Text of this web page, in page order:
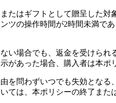
たはギフトとして贈呈した
ツの操作時間が2時間未満で
い場合でも、返金を受けられ
があった場合、購入者は本
を問わずいつでも失効とな
ては、本ポリシーの終了ま